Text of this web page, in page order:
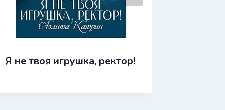
Я не твоя игрушка, ректор!